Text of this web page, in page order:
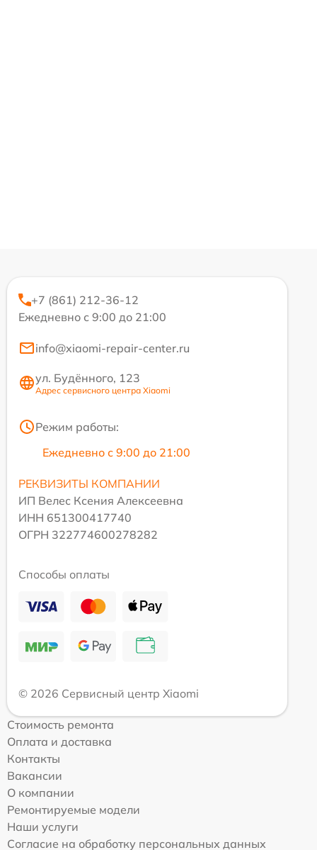
+7 (861) 212-36-12
Ежедневно с 9:00 до 21:00
info@xiaomi-repair-center.ru
ул. Будённого, 123
Адрес сервисного центра Xiaomi
Режим работы:
Ежедневно с 9:00 до 21:00
РЕКВИЗИТЫ КОМПАНИИ
ИП Велес Ксения Алексеевна
ИНН 651300417740
ОГРН 322774600278282
Способы оплаты
© 2026 Сервисный центр Xiaomi
Стоимость ремонта
Оплата и доставка
Контакты
Вакансии
О компании
Ремонтируемые модели
Наши услуги
Согласие на обработку персональных данных